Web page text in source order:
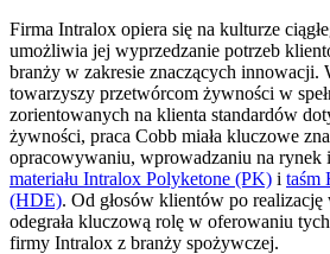
Firma Intralox opiera się na kulturze
umożliwia jej wyprzedzanie potrzeb
branży w zakresie znaczących innowacji.
towarzyszy przetwórcom żywności w
zorientowanych na klienta standardów
żywności, praca Cobb miała kluczowe
opracowywaniu, wprowadzaniu na rynek
materiału Intralox Polyketone (PK) i taśm
(HDE). Od głosów klientów po
odegrała kluczową rolę w oferowaniu
firmy Intralox z branży spożywczej.